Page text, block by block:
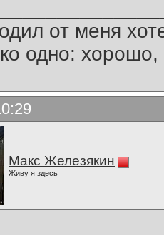
от меня
одно:
Макс Железякин
Живу я здесь